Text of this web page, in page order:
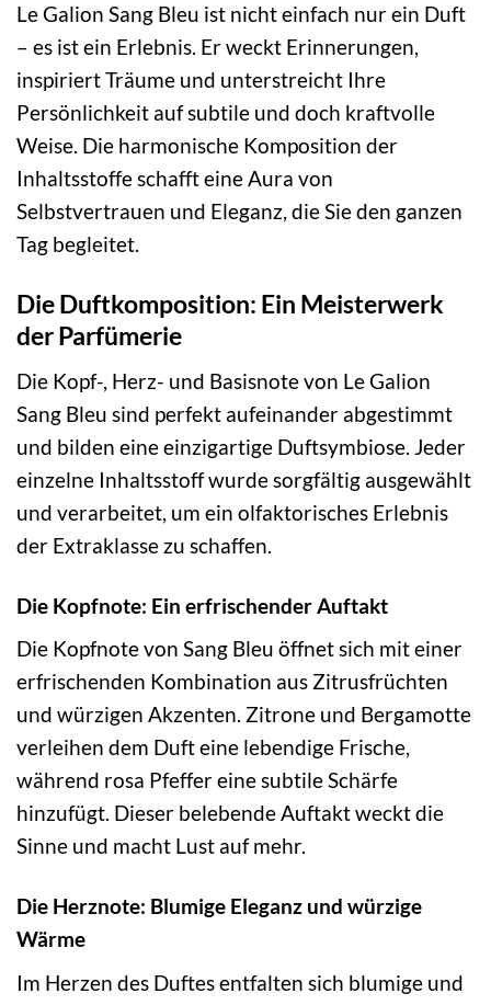
Le Galion Sang Bleu ist nicht einfach nur ein Duft
– es ist ein Erlebnis. Er weckt Erinnerungen,
inspiriert Träume und unterstreicht Ihre
Persönlichkeit auf subtile und doch kraftvolle
Weise. Die harmonische Komposition der
Inhaltsstoffe schafft eine Aura von
Selbstvertrauen und Eleganz, die Sie den ganzen
Tag begleitet.
Die Duftkomposition: Ein Meisterwerk
der Parfümerie
Die Kopf-, Herz- und Basisnote von Le Galion
Sang Bleu sind perfekt aufeinander abgestimmt
und bilden eine einzigartige Duftsymbiose. Jeder
einzelne Inhaltsstoff wurde sorgfältig ausgewählt
und verarbeitet, um ein olfaktorisches Erlebnis
der Extraklasse zu schaffen.
Die Kopfnote: Ein erfrischender Auftakt
Die Kopfnote von Sang Bleu öffnet sich mit einer
erfrischenden Kombination aus Zitrusfrüchten
und würzigen Akzenten. Zitrone und Bergamotte
verleihen dem Duft eine lebendige Frische,
während rosa Pfeffer eine subtile Schärfe
hinzufügt. Dieser belebende Auftakt weckt die
Sinne und macht Lust auf mehr.
Die Herznote: Blumige Eleganz und würzige
Wärme
Im Herzen des Duftes entfalten sich blumige und